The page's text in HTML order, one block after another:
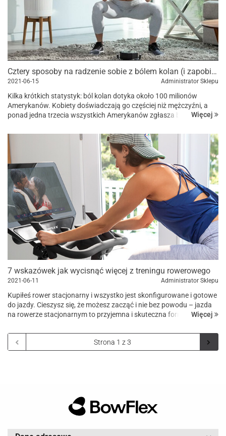
Cztery sposoby na radzenie sobie z bólem kolan (i zapobieganie mu)
2021-06-15 Administrator Sklepu
Kilka krótkich statystyk: ból kolan dotyka około 100 milionów
Amerykanów. Kobiety doświadczają go częściej niż mężczyźni, a
ponad jedna trzecia wszystkich Amerykanów zgłasza ból kolan w
Więcej
7 wskazówek jak wycisnąć więcej z treningu rowerowego
2021-06-11 Administrator Sklepu
Kupiłeś rower stacjonarny i wszystko jest skonfigurowane i gotowe
do jazdy. Cieszysz się, że możesz zacząć i nie bez powodu – jazda
na rowerze stacjonarnym to przyjemna i skuteczna forma ćwiczeń
Więcej